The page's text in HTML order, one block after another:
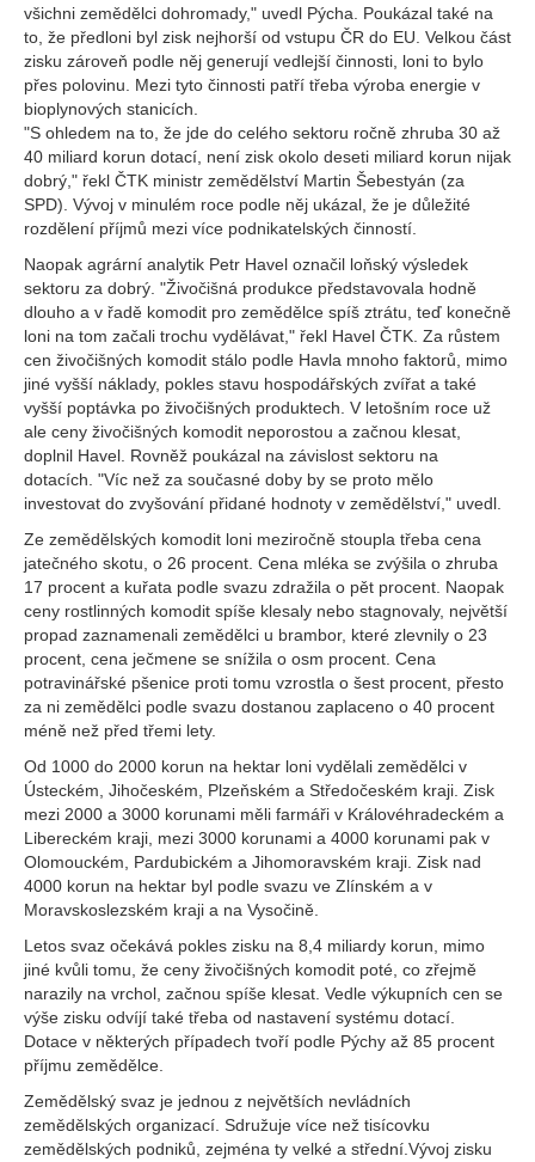
všichni zemědělci dohromady," uvedl Pýcha. Poukázal také na
to, že předloni byl zisk nejhorší od vstupu ČR do EU. Velkou část
zisku zároveň podle něj generují vedlejší činnosti, loni to bylo
přes polovinu. Mezi tyto činnosti patří třeba výroba energie v
bioplynových stanicích.
"S ohledem na to, že jde do celého sektoru ročně zhruba 30 až
40 miliard korun dotací, není zisk okolo deseti miliard korun nijak
dobrý," řekl ČTK ministr zemědělství Martin Šebestyán (za
SPD). Vývoj v minulém roce podle něj ukázal, že je důležité
rozdělení příjmů mezi více podnikatelských činností.
Naopak agrární analytik Petr Havel označil loňský výsledek
sektoru za dobrý. "Živočišná produkce představovala hodně
dlouho a v řadě komodit pro zemědělce spíš ztrátu, teď konečně
loni na tom začali trochu vydělávat," řekl Havel ČTK. Za růstem
cen živočišných komodit stálo podle Havla mnoho faktorů, mimo
jiné vyšší náklady, pokles stavu hospodářských zvířat a také
vyšší poptávka po živočišných produktech. V letošním roce už
ale ceny živočišných komodit neporostou a začnou klesat,
doplnil Havel. Rovněž poukázal na závislost sektoru na
dotacích. "Víc než za současné doby by se proto mělo
investovat do zvyšování přidané hodnoty v zemědělství," uvedl.
Ze zemědělských komodit loni meziročně stoupla třeba cena
jatečného skotu, o 26 procent. Cena mléka se zvýšila o zhruba
17 procent a kuřata podle svazu zdražila o pět procent. Naopak
ceny rostlinných komodit spíše klesaly nebo stagnovaly, největší
propad zaznamenali zemědělci u brambor, které zlevnily o 23
procent, cena ječmene se snížila o osm procent. Cena
potravinářské pšenice proti tomu vzrostla o šest procent, přesto
za ni zemědělci podle svazu dostanou zaplaceno o 40 procent
méně než před třemi lety.
Od 1000 do 2000 korun na hektar loni vydělali zemědělci v
Ústeckém, Jihočeském, Plzeňském a Středočeském kraji. Zisk
mezi 2000 a 3000 korunami měli farmáři v Královéhradeckém a
Libereckém kraji, mezi 3000 korunami a 4000 korunami pak v
Olomouckém, Pardubickém a Jihomoravském kraji. Zisk nad
4000 korun na hektar byl podle svazu ve Zlínském a v
Moravskoslezském kraji a na Vysočině.
Letos svaz očekává pokles zisku na 8,4 miliardy korun, mimo
jiné kvůli tomu, že ceny živočišných komodit poté, co zřejmě
narazily na vrchol, začnou spíše klesat. Vedle výkupních cen se
výše zisku odvíjí také třeba od nastavení systému dotací.
Dotace v některých případech tvoří podle Pýchy až 85 procent
příjmu zemědělce.
Zemědělský svaz je jednou z největších nevládních
zemědělských organizací. Sdružuje více než tisícovku
zemědělských podniků, zejména ty velké a střední.Vývoj zisku